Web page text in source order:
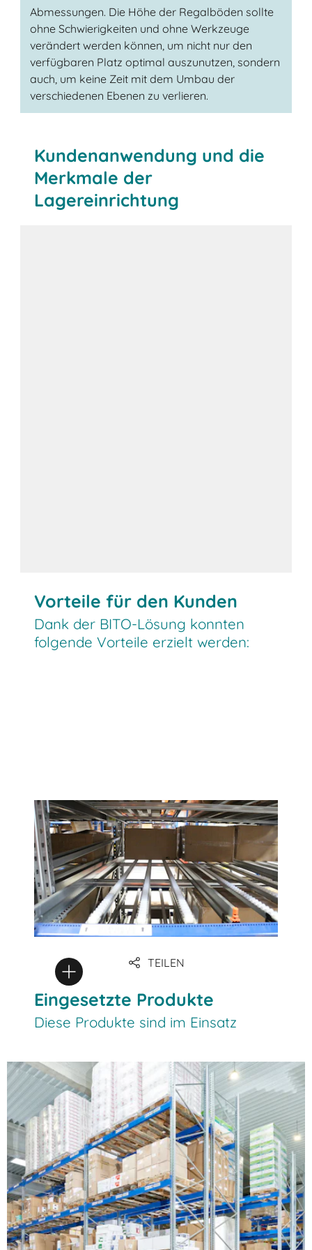
Abmessungen. Die Höhe der Regalböden sollte
ohne Schwierigkeiten und ohne Werkzeuge
verändert werden können, um nicht nur den
verfügbaren Platz optimal auszunutzen, sondern
auch, um keine Zeit mit dem Umbau der
verschiedenen Ebenen zu verlieren.
Kundenanwendung und die
Merkmale der
Lagereinrichtung
Vorteile für den Kunden
Dank der BITO-Lösung konnten
folgende Vorteile erzielt werden:
planen, weitere Geräte anzuschaffen.”
TEILEN
Eingesetzte Produkte
Diese Produkte sind im Einsatz